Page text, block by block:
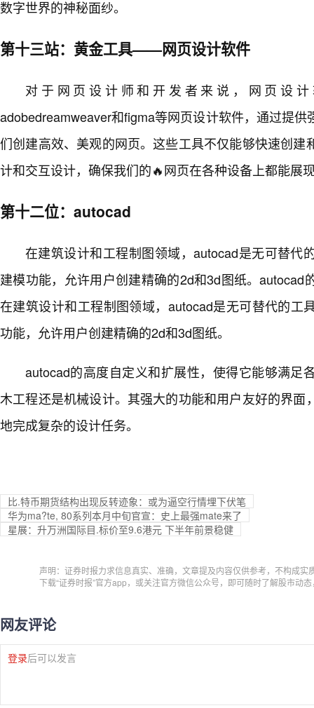
数字世界的神秘面纱。
第十三站：黄金工具——网页设计软件
对于网页设计师和开发者来说，网页设
adobedreamweaver和figma等网页设计软件，通过提
们创建高效、美观的网页。这些工具不仅能够快速创建
计和交互设计，确保我们的🔥网页在各种设备上都能展
第十二位：autocad
在建筑设计和工程制图领域，autocad是无可替代
建模功能，允许用户创建精确的2d和3d图纸。autocad
在建筑设计和工程制图领域，autocad是无可替代的工
功能，允许用户创建精确的2d和3d图纸。
autocad的高度自定义和扩展性，使得它能够满足
木工程还是机械设计。其强大的功能和用户友好的界面
地完成复杂的设计任务。
比.特币期货结构出现反转迹象：或为逼空行情埋下伏笔
华为ma?te, 80系列本月中旬官宣：史上最强mate来了
星展：升万洲国际目.标价至9.6港元 下半年前景稳健
声明：证券时报力求信息真实、准确，文章提及内容仅供参考，不构成实
下载“证券时报”官方app，或关注官方微信公众号，即可随时了解股市动
网友评论
登录后可以发言